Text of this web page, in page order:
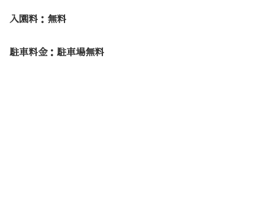
入園料：無料
駐車料金：駐車場無料